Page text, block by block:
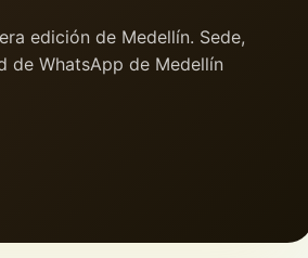
edición de Medellín. Sede,
de WhatsApp de Medellín